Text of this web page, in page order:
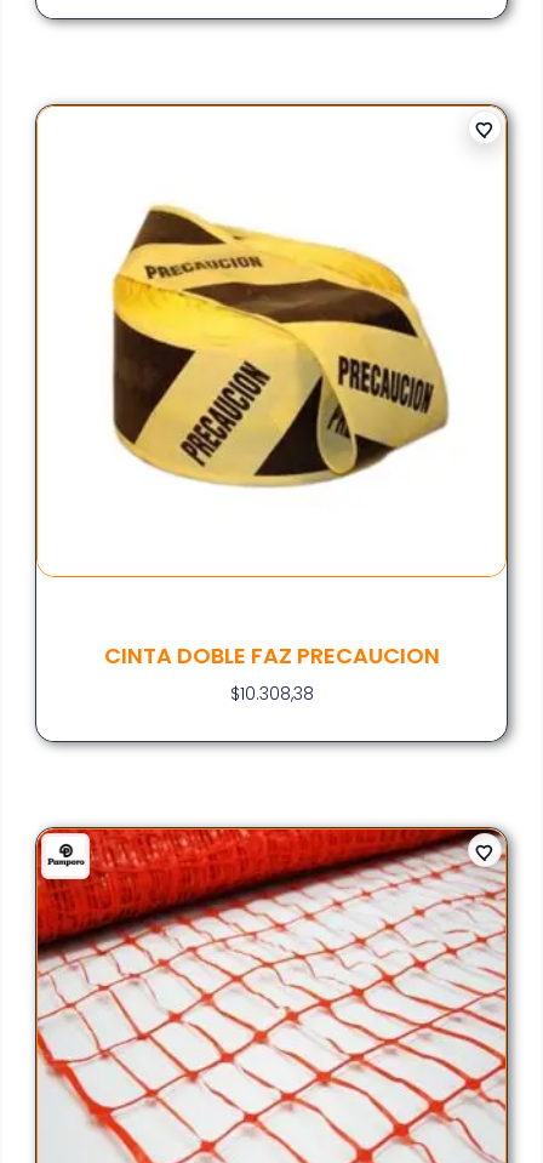
CINTA DOBLE FAZ PRECAUCION
$10.308,38